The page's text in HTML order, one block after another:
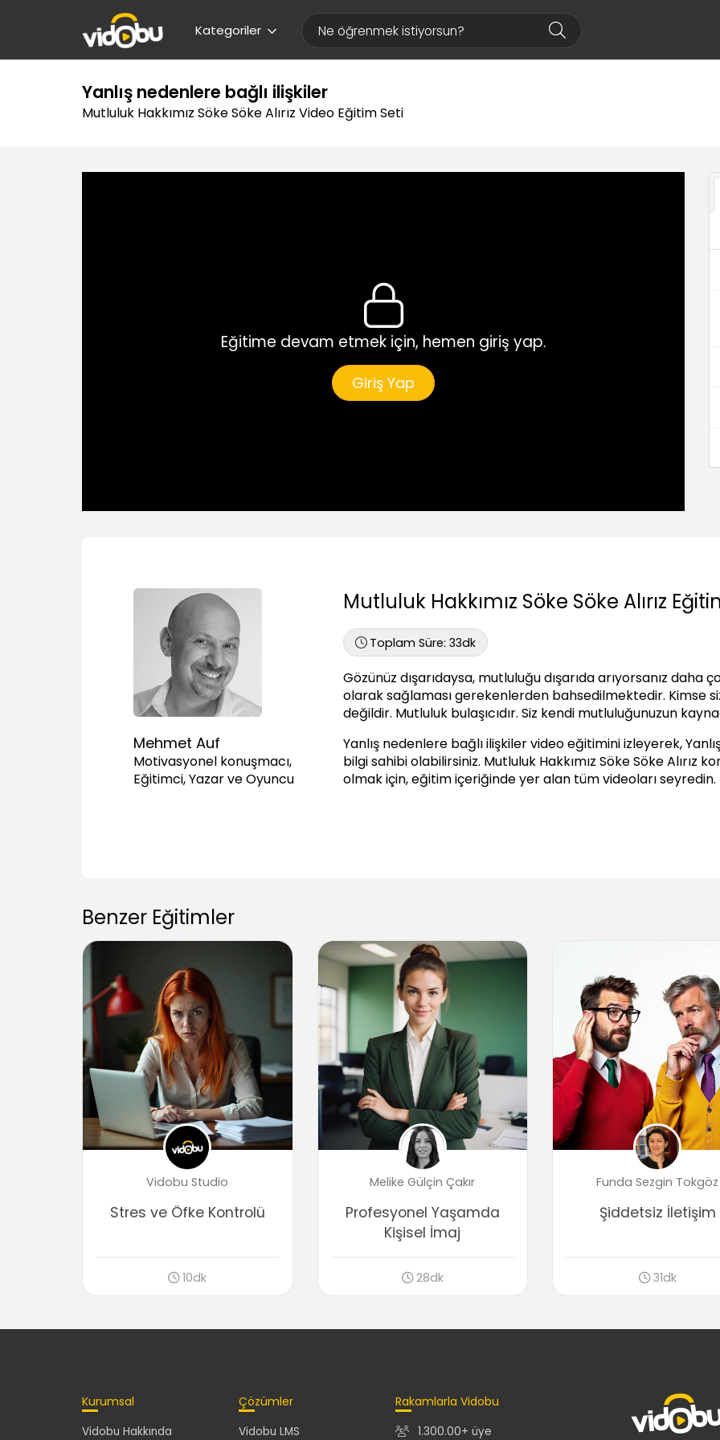
Kategoriler
Yanlış nedenlere bağlı ilişkiler
Mutluluk Hakkımız Söke Söke Alırız Video Eğitim Seti
Eğitime devam etmek için, hemen giriş yap.
Giriş Yap
Mehmet Auf
Motivasyonel konuşmacı,
Eğitimci, Yazar ve Oyuncu
Mutluluk Hakkımız Söke Söke Alırız
Toplam Süre: 33dk
Gözünüz dışarıdaysa, mutluluğu dışarıda arıyorsanız daha
olarak sağlaması gerekenlerden bahsedilmektedir. Kimse
değildir. Mutluluk bulaşıcıdır. Siz kendi mutluluğunuzun
Yanlış nedenlere bağlı ilişkiler video eğitimini izleyerek,
bilgi sahibi olabilirsiniz. Mutluluk Hakkımız Söke Söke Alırız
olmak için, eğitim içeriğinde yer alan tüm videoları seyredin.
Benzer Eğitimler
Vidobu Studio
Stres ve Öfke Kontrolü
10dk
Melike Gülçin Çakır
Profesyonel Yaşamda
Kişisel İmaj
28dk
Funda Sezgin Tokgöz
Şiddetsiz İletişim
31dk
Kurumsal
Vidobu Hakkında
Çözümler
Vidobu LMS
Rakamlarla Vidobu
1.300.00+ üye